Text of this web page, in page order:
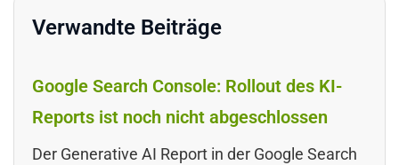
Verwandte Beiträge
Google Search Console: Rollout des KI-
Reports ist noch nicht abgeschlossen
Der Generative AI Report in der Google Search